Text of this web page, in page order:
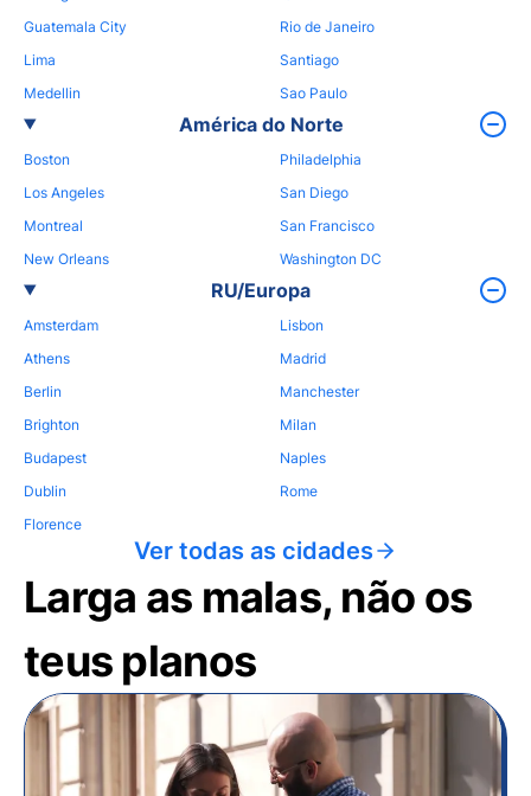
Guatemala City
Lima
Medellin
Rio de Janeiro
Santiago
Sao Paulo
América do Norte
Boston
Los Angeles
Montreal
New Orleans
Philadelphia
San Diego
San Francisco
Washington DC
RU/Europa
Amsterdam
Athens
Berlin
Brighton
Budapest
Dublin
Florence
Lisbon
Madrid
Manchester
Milan
Naples
Rome
Ver todas as cidades
Larga as malas, não os
teus planos